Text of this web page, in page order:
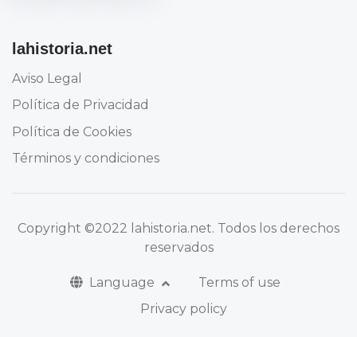
lahistoria.net
Aviso Legal
Política de Privacidad
Política de Cookies
Términos y condiciones
Copyright ©2022 lahistoria.net. Todos los derechos
reservados
Language
Terms of use
Privacy policy